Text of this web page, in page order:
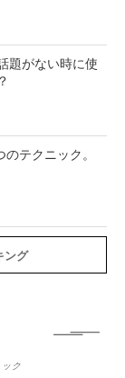
題がない時に使
テクニック。
ング
ク